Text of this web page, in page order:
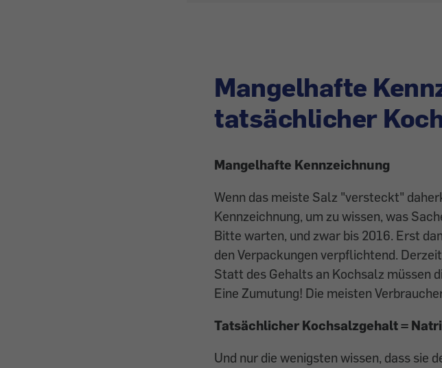
Mangelhafte
tatsächlicher
Mangelhafte Kennzeichnung
Wenn das meiste Salz "versteckt"
Kennzeichnung, um zu wissen, was
Bitte warten, und zwar bis 2016. Erst
den Verpackungen verpflichtend.
Statt des Gehalts an Kochsalz müssen
Eine Zumutung! Die meisten
Tatsächlicher Kochsalzgehalt =
Und nur die wenigs­ten wissen, dass sie